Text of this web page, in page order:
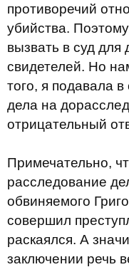
противоречий
убийства.
вызвать в суд
свидетелей. Но
того, я подавала
дела на
отрицательный
Примечательно,
расследование
обвиняемого
совершил
раскаялся. А
заключении речь